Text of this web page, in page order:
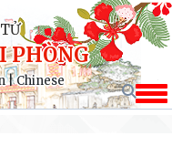
PHÒNG
|Chinese